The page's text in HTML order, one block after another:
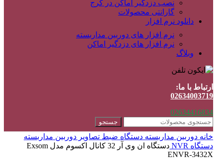
نصب دزدگیر اماکن در کرج
گارانتی محصولات
دانلود نرم افزار
نرم افزار های دوربین مداربسته
نرم افزار های دزدگیر اماکن
وبلاگ
ارتباط با ما:
02634003719
02634416834
جستجو
خانه دوربین مداربسته دستگاه ضبط تصاویر دوربین مداربسته
دستگاه NVR
دستگاه ان وی آر 32 کانال اکسوم مدل Exsom
ENVR-3432X